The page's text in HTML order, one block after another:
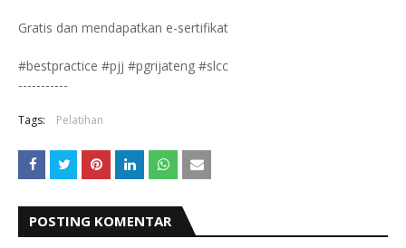
Gratis dan mendapatkan e-sertifikat
#bestpractice #pjj #pgrijateng #slcc
-----------
Tags: Pelatihan
POSTING KOMENTAR